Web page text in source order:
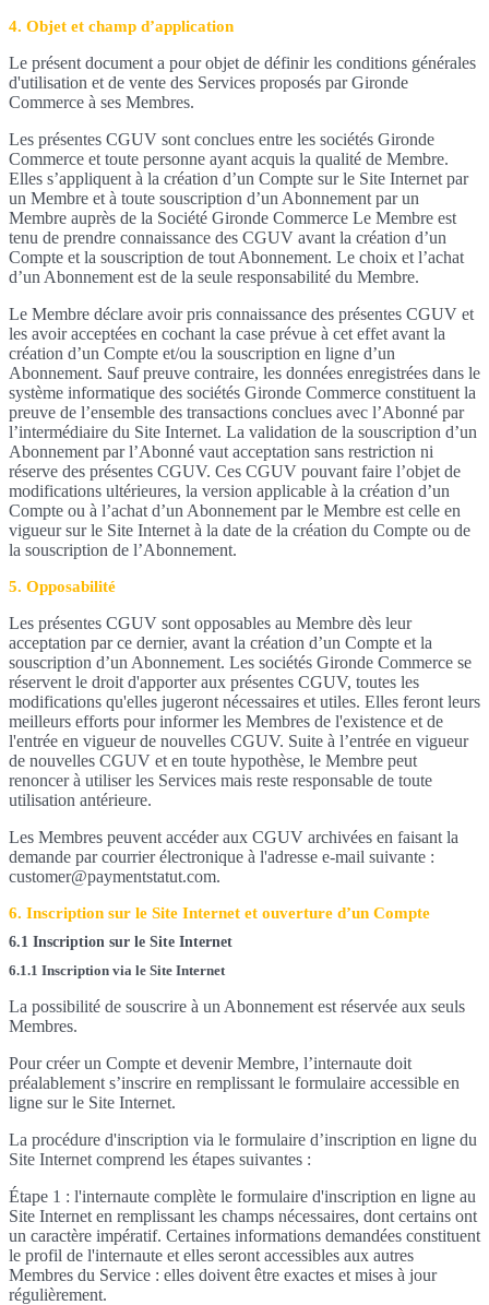
4. Objet et champ d’application
Le présent document a pour objet de définir les conditions générales
d'utilisation et de vente des Services proposés par Gironde
Commerce à ses Membres.
Les présentes CGUV sont conclues entre les sociétés Gironde
Commerce et toute personne ayant acquis la qualité de Membre.
Elles s’appliquent à la création d’un Compte sur le Site Internet par
un Membre et à toute souscription d’un Abonnement par un
Membre auprès de la Société Gironde Commerce Le Membre est
tenu de prendre connaissance des CGUV avant la création d’un
Compte et la souscription de tout Abonnement. Le choix et l’achat
d’un Abonnement est de la seule responsabilité du Membre.
Le Membre déclare avoir pris connaissance des présentes CGUV et
les avoir acceptées en cochant la case prévue à cet effet avant la
création d’un Compte et/ou la souscription en ligne d’un
Abonnement. Sauf preuve contraire, les données enregistrées dans le
système informatique des sociétés Gironde Commerce constituent la
preuve de l’ensemble des transactions conclues avec l’Abonné par
l’intermédiaire du Site Internet. La validation de la souscription d’un
Abonnement par l’Abonné vaut acceptation sans restriction ni
réserve des présentes CGUV. Ces CGUV pouvant faire l’objet de
modifications ultérieures, la version applicable à la création d’un
Compte ou à l’achat d’un Abonnement par le Membre est celle en
vigueur sur le Site Internet à la date de la création du Compte ou de
la souscription de l’Abonnement.
5. Opposabilité
Les présentes CGUV sont opposables au Membre dès leur
acceptation par ce dernier, avant la création d’un Compte et la
souscription d’un Abonnement. Les sociétés Gironde Commerce se
réservent le droit d'apporter aux présentes CGUV, toutes les
modifications qu'elles jugeront nécessaires et utiles. Elles feront leurs
meilleurs efforts pour informer les Membres de l'existence et de
l'entrée en vigueur de nouvelles CGUV. Suite à l’entrée en vigueur
de nouvelles CGUV et en toute hypothèse, le Membre peut
renoncer à utiliser les Services mais reste responsable de toute
utilisation antérieure.
Les Membres peuvent accéder aux CGUV archivées en faisant la
demande par courrier électronique à l'adresse e-mail suivante :
customer@paymentstatut.com.
6. Inscription sur le Site Internet et ouverture d’un Compte
6.1 Inscription sur le Site Internet
6.1.1 Inscription via le Site Internet
La possibilité de souscrire à un Abonnement est réservée aux seuls
Membres.
Pour créer un Compte et devenir Membre, l’internaute doit
préalablement s’inscrire en remplissant le formulaire accessible en
ligne sur le Site Internet.
La procédure d'inscription via le formulaire d’inscription en ligne du
Site Internet comprend les étapes suivantes :
Étape 1 : l'internaute complète le formulaire d'inscription en ligne au
Site Internet en remplissant les champs nécessaires, dont certains ont
un caractère impératif. Certaines informations demandées constituent
le profil de l'internaute et elles seront accessibles aux autres
Membres du Service : elles doivent être exactes et mises à jour
régulièrement.